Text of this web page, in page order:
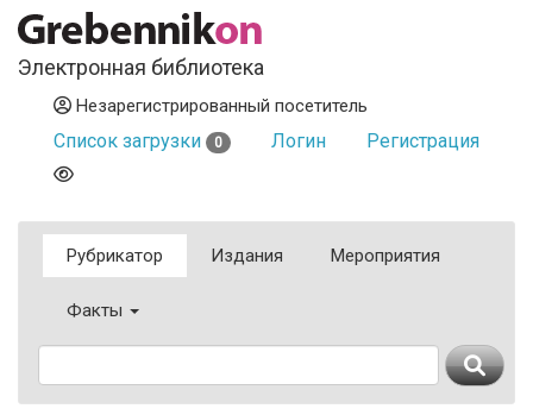
Электронная библиотека
Незарегистрированный посетитель
Список загрузки 0 Логин Регистрация
Рубрикатор Издания Мероприятия
Факты